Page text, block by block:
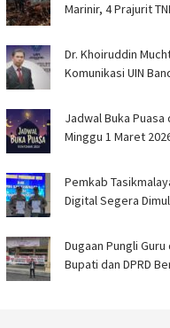
Marinir, 4 Prajurit
Dr. Khoiruddin
Komunikasi UIN
Jadwal Buka Puasa
Minggu 1 Maret
Pemkab
Digital Segera
Dugaan Pungli
Bupati dan DPRD